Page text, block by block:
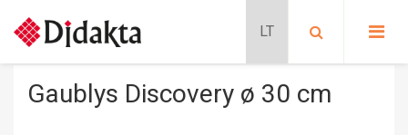
Lavinančios kortelės
PASIRINKITE KATEGORIJĄ:
Gaublys Discovery ø 30 cm